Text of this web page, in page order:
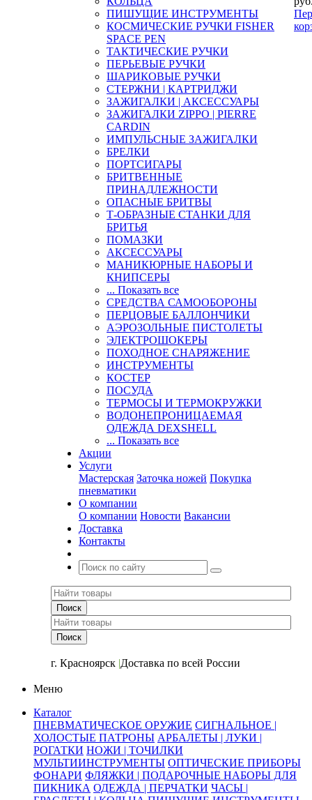
ПИШУЩИЕ ИНСТРУМЕНТЫ
КОСМИЧЕСКИЕ РУЧКИ FISHER
SPACE PEN
ТАКТИЧЕСКИЕ РУЧКИ
ПЕРЬЕВЫЕ РУЧКИ
ШАРИКОВЫЕ РУЧКИ
СТЕРЖНИ | КАРТРИДЖИ
ЗАЖИГАЛКИ | АКСЕССУАРЫ
ЗАЖИГАЛКИ ZIPPO | PIERRE
CARDIN
ИМПУЛЬСНЫЕ ЗАЖИГАЛКИ
БРЕЛКИ
ПОРТСИГАРЫ
БРИТВЕННЫЕ
ПРИНАДЛЕЖНОСТИ
ОПАСНЫЕ БРИТВЫ
Т-ОБРАЗНЫЕ СТАНКИ ДЛЯ
БРИТЬЯ
ПОМАЗКИ
АКСЕССУАРЫ
МАНИКЮРНЫЕ НАБОРЫ И
КНИПСЕРЫ
... Показать все
СРЕДСТВА САМООБОРОНЫ
ПЕРЦОВЫЕ БАЛЛОНЧИКИ
АЭРОЗОЛЬНЫЕ ПИСТОЛЕТЫ
ЭЛЕКТРОШОКЕРЫ
ПОХОДНОЕ СНАРЯЖЕНИЕ
ИНСТРУМЕНТЫ
КОСТЕР
ПОСУДА
ТЕРМОСЫ И ТЕРМОКРУЖКИ
ВОДОНЕПРОНИЦАЕМАЯ
ОДЕЖДА DEXSHELL
... Показать все
Акции
Услуги
Мастерская Заточка ножей Покупка
пневматики
О компании
О компании Новости Вакансии
Доставка
Контакты
г. Красноярск |Доставка по всей России
Меню
Каталог
ПНЕВМАТИЧЕСКОЕ ОРУЖИЕ СИГНАЛЬНОЕ |
ХОЛОСТЫЕ ПАТРОНЫ АРБАЛЕТЫ | ЛУКИ |
РОГАТКИ НОЖИ | ТОЧИЛКИ
МУЛЬТИИНСТРУМЕНТЫ ОПТИЧЕСКИЕ ПРИБОРЫ
ФОНАРИ ФЛЯЖКИ | ПОДАРОЧНЫЕ НАБОРЫ ДЛЯ
ПИКНИКА ОДЕЖДА | ПЕРЧАТКИ ЧАСЫ |